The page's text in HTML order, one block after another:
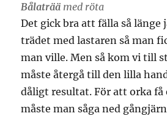
Bålaträä med röta
Det gick bra att fälla så
trädet med lastaren så man
man ville. Men så kom vi till
måste återgå till den lilla
dåligt resultat. För att orka
måste man såga ned